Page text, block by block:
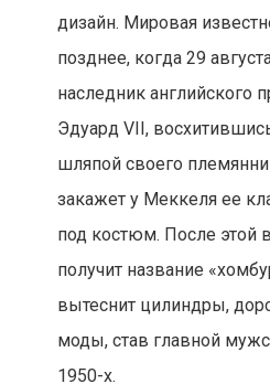
дизайн. Мировая
позднее, когда 29
наследник английского
Эдуард VII,
шляпой своего
закажет у Меккеля ее
под костюм. После этой
получит название
вытеснит цилиндры,
моды, став главной
1950-х.